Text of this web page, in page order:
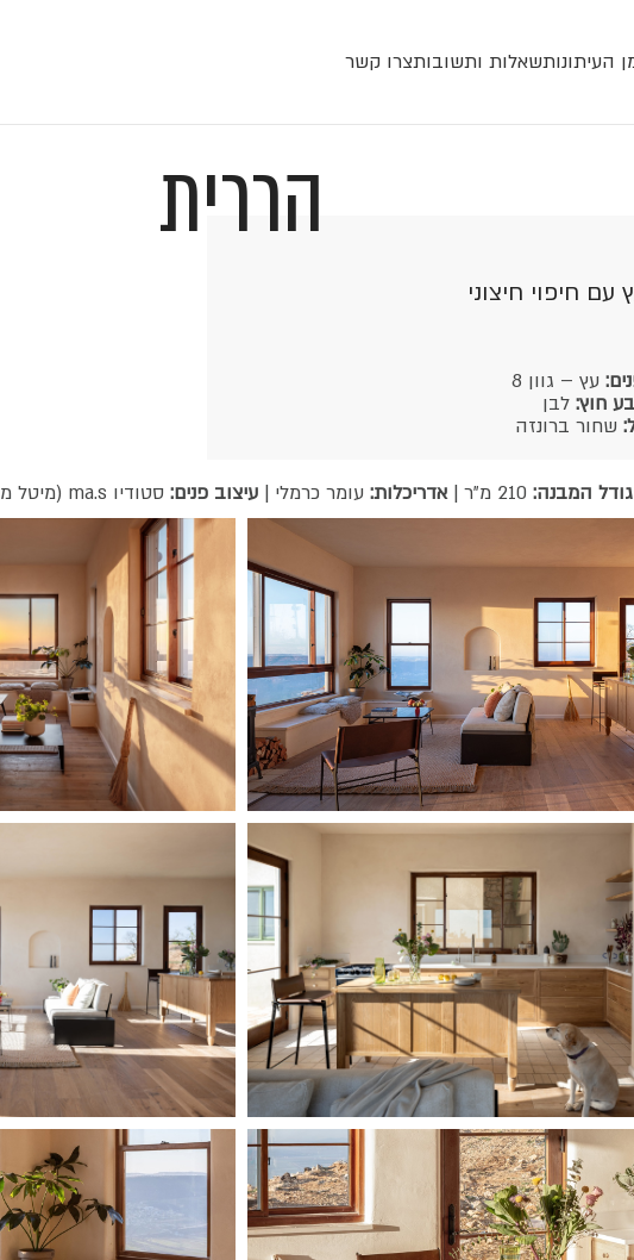
העיתונותשאלות ותשובותצרו קשר
הררית
עם חיפוי חיצוני
עץ – גוון 8
חוץ:לבן
שחור ברונזה
גודל המבנה: 210 מ"ר | אדריכלות:עומר כרמלי |עיצוב פנים:סטודיו ma.s (מיטל מיורצ'יק שריד) |